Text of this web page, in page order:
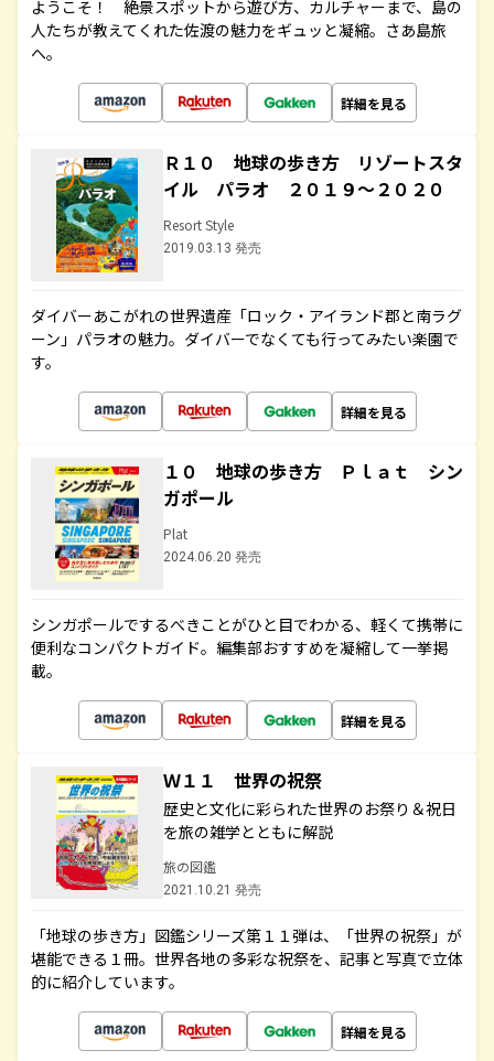
ようこそ！ 絶景スポットから遊び方、カルチャーまで、島の
人たちが教えてくれた佐渡の魅力をギュッと凝縮。さあ島旅
へ。
詳細を見る
Ｒ１０ 地球の歩き方 リゾートスタ
イル パラオ ２０１９～２０２０
Resort Style
2019.03.13 発売
ダイバーあこがれの世界遺産「ロック・アイランド郡と南ラグ
ーン」パラオの魅力。ダイバーでなくても行ってみたい楽園で
す。
詳細を見る
１０ 地球の歩き方 Ｐｌａｔ シン
ガポール
Plat
2024.06.20 発売
シンガポールでするべきことがひと目でわかる、軽くて携帯に
便利なコンパクトガイド。編集部おすすめを凝縮して一挙掲
載。
詳細を見る
Ｗ１１ 世界の祝祭
歴史と文化に彩られた世界のお祭り＆祝日
を旅の雑学とともに解説
旅の図鑑
2021.10.21 発売
「地球の歩き方」図鑑シリーズ第１１弾は、「世界の祝祭」が
堪能できる１冊。世界各地の多彩な祝祭を、記事と写真で立体
的に紹介しています。
詳細を見る